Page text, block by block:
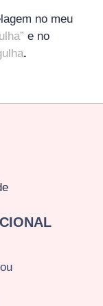
no meu
e no
.